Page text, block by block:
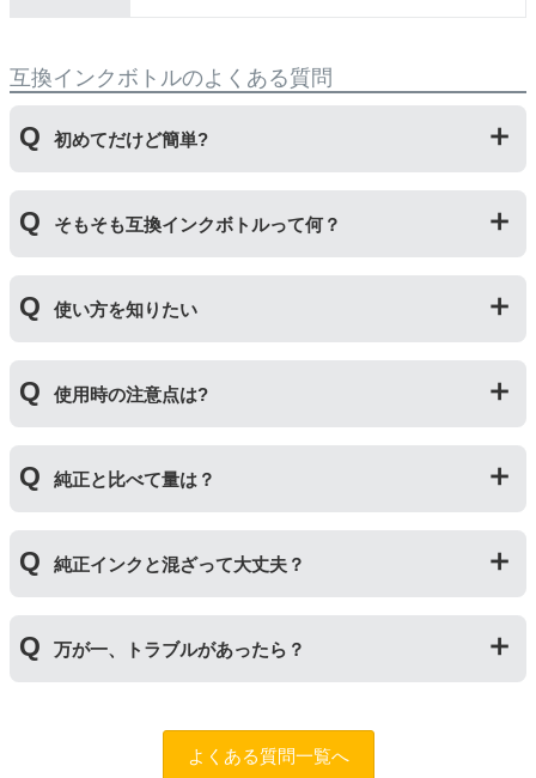
互換インクボトルのよくある質問
初めてだけど簡単?
をしているフィルムを直接カッターで切り、穴を開ける
工程があります。そのため純正品よりひと手間かかりま
そもそも互換インクボトルって何？
いる互換品です。サードパーティ製や社外品などとも言
われます。開発コストが低いため純正品よりも安価でご
使い方を知りたい
互換ボトルのフタを外す③封されているフィルムを切っ
て穴を開ける④フタを取り付けてプリンターに補充する
使用時の注意点は?
ていますが、互換品にはありません。プリンターにイン
クを補充する際は入れ間違いに十分ご注意ください。
純正と比べて量は？
【GI-390】
純正品：ブラック135ml/カラー各70ml
互換品：ブラック175ml/カラー各140ml
純正品：ブラック170ml/カラー各135ml
純正インクと混ざって大丈夫？
ません。純正インクは高品質なので、互換インクを入れ
るのは純正インクを使い切った後の方がオススメです。
万が一、トラブルがあったら？
チャットロボット
」を設けておりますので、ご購入商品とご使用プリン
よくある質問一覧へ